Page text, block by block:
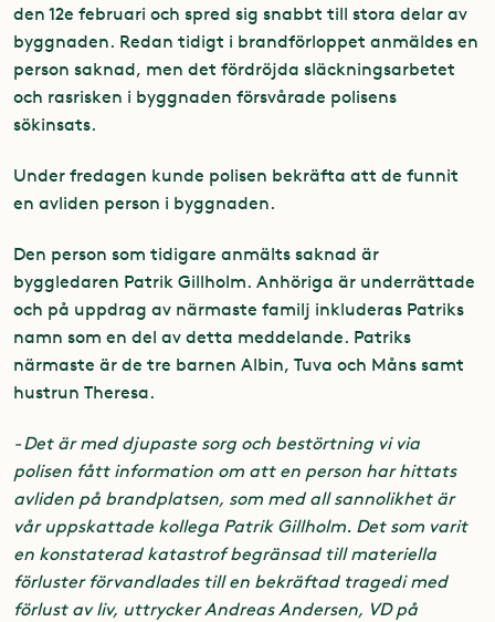
den 12e februari och spred sig snabbt till stora delar av
byggnaden. Redan tidigt i brandförloppet anmäldes en
person saknad, men det fördröjda släckningsarbetet
och rasrisken i byggnaden försvårade polisens
sökinsats.
Under fredagen kunde polisen bekräfta att de funnit
en avliden person i byggnaden.
Den person som tidigare anmälts saknad är
byggledaren Patrik Gillholm. Anhöriga är underrättade
och på uppdrag av närmaste familj inkluderas Patriks
namn som en del av detta meddelande. Patriks
närmaste är de tre barnen Albin, Tuva och Måns samt
hustrun Theresa.
- Det är med djupaste sorg och bestörtning vi via
polisen fått information om att en person har hittats
avliden på brandplatsen, som med all sannolikhet är
vår uppskattade kollega Patrik Gillholm. Det som varit
en konstaterad katastrof begränsad till materiella
förluster förvandlades till en bekräftad tragedi med
förlust av liv, uttrycker Andreas Andersen, VD på